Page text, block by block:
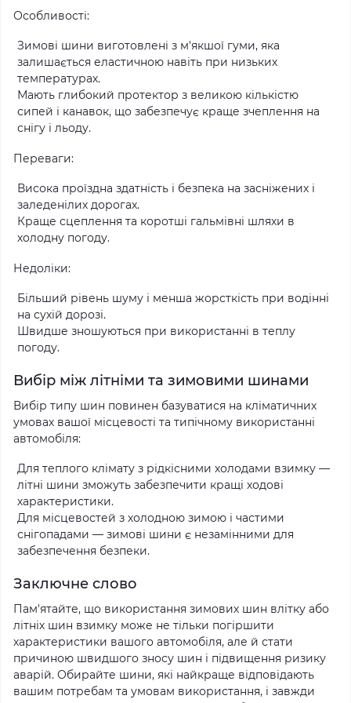
Особливості:
Зимові шини виготовлені з м'якшої гуми, яка
залишається еластичною навіть при низьких
температурах.
Мають глибокий протектор з великою кількістю
сипей і канавок, що забезпечує краще зчеплення на
снігу і льоду.
Переваги:
Висока проїздна здатність і безпека на засніжених і
заледенілих дорогах.
Краще сцеплення та коротші гальмівні шляхи в
холодну погоду.
Недоліки:
Більший рівень шуму і менша жорсткість при водінні
на сухій дорозі.
Швидше зношуються при використанні в теплу
погоду.
Вибір між літніми та зимовими шинами
Вибір типу шин повинен базуватися на кліматичних
умовах вашої місцевості та типічному використанні
автомобіля:
Для теплого клімату з рідкісними холодами взимку —
літні шини зможуть забезпечити кращі ходові
характеристики.
Для місцевостей з холодною зимою і частими
снігопадами — зимові шини є незамінними для
забезпечення безпеки.
Заключне слово
Пам'ятайте, що використання зимових шин влітку або
літніх шин взимку може не тільки погіршити
характеристики вашого автомобіля, але й стати
причиною швидшого зносу шин і підвищення ризику
аварій. Обирайте шини, які найкраще відповідають
вашим потребам та умовам використання, і завжди